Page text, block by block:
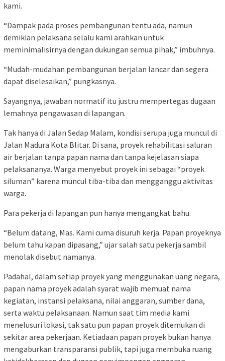
kami.
“Dampak pada proses pembangunan tentu ada, namun
demikian pelaksana selalu kami arahkan untuk
meminimalisirnya dengan dukungan semua pihak,” imbuhnya.
“Mudah-mudahan pembangunan berjalan lancar dan segera
dapat diselesaikan,” pungkasnya.
Sayangnya, jawaban normatif itu justru mempertegas dugaan
lemahnya pengawasan di lapangan.
Tak hanya di Jalan Sedap Malam, kondisi serupa juga muncul di
Jalan Madura Kota Blitar. Di sana, proyek rehabilitasi saluran
air berjalan tanpa papan nama dan tanpa kejelasan siapa
pelaksananya. Warga menyebut proyek ini sebagai “proyek
siluman” karena muncul tiba-tiba dan mengganggu aktivitas
warga.
Para pekerja di lapangan pun hanya mengangkat bahu.
“Belum datang, Mas. Kami cuma disuruh kerja. Papan proyeknya
belum tahu kapan dipasang,” ujar salah satu pekerja sambil
menolak disebut namanya.
Padahal, dalam setiap proyek yang menggunakan uang negara,
papan nama proyek adalah syarat wajib memuat nama
kegiatan, instansi pelaksana, nilai anggaran, sumber dana,
serta waktu pelaksanaan. Namun saat tim media kami
menelusuri lokasi, tak satu pun papan proyek ditemukan di
sekitar area pekerjaan. Ketiadaan papan proyek bukan hanya
mengaburkan transparansi publik, tapi juga membuka ruang